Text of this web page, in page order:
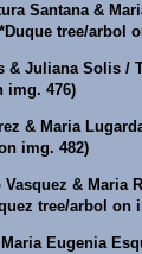
Santana &
tree/arbol
& Juliana Solis /
img. 476)
& Maria
img. 482)
& Maria
tree/arbol on
Eugenia